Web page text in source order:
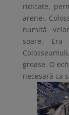
ridicate,
arenei.
numită
soare.
groase. O
necesară ca